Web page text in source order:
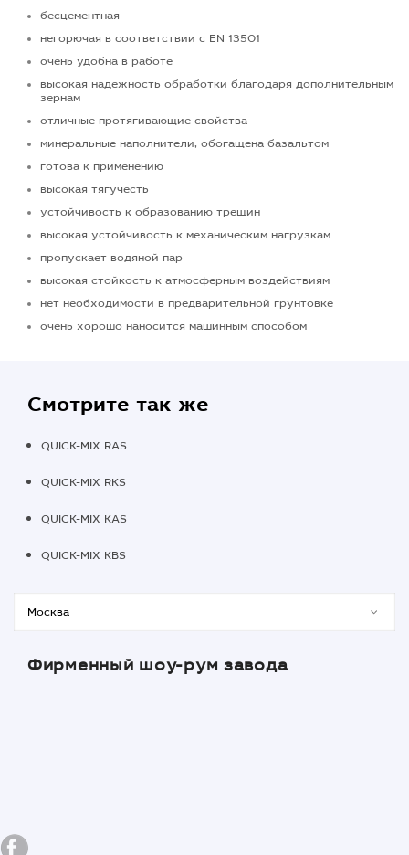
бесцементная
негорючая в соответствии с EN 13501
очень удобна в работе
высокая надежность обработки благодаря дополнительным
зернам
отличные протягивающие свойства
минеральные наполнители, обогащена базальтом
готова к применению
высокая тягучесть
устойчивость к образованию трещин
высокая устойчивость к механическим нагрузкам
пропускает водяной пар
высокая стойкость к атмосферным воздействиям
нет необходимости в предварительной грунтовке
очень хорошо наносится машинным способом
Смотрите так же
QUICK-MIX RAS
QUICK-MIX RKS
QUICK-MIX KAS
QUICK-MIX KBS
Фирменный шоу-рум завода